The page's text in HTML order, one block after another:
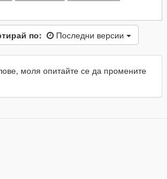
по: Последни версии
моля опитайте се да промените